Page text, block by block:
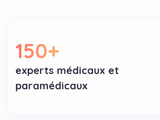
150+
experts médicaux et
paramédicaux